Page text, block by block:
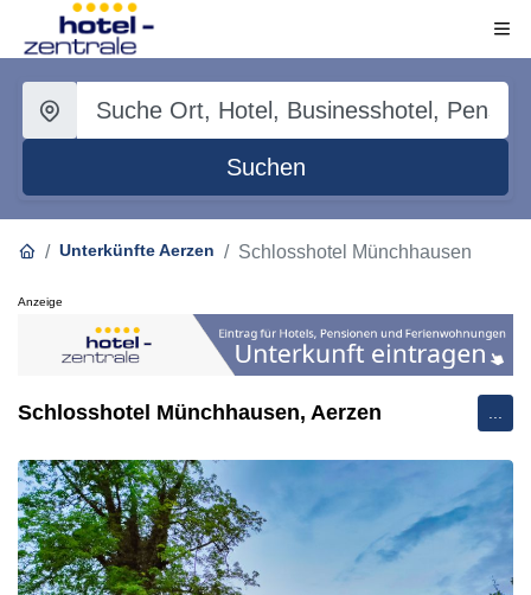
Suchen
Unterkünfte Aerzen Schlosshotel Münchhausen
Anzeige
Schlosshotel Münchhausen, Aerzen